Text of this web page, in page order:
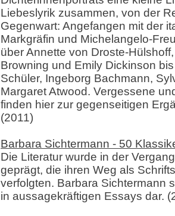
Liebeslyrik zusammen, von der
Gegenwart: Angefangen mit der
Markgräfin und Michelangelo-
über Annette von Droste-
Browning und Emily Dickinson
Schüler, Ingeborg Bachmann,
Margaret Atwood. Vergessene
finden hier zur gegenseitigen
(2011)
Barbara Sichtermann - 50
Die Literatur wurde in der
geprägt, die ihren Weg als
verfolgten. Barbara Sichtermann
in aussagekräftigen Essays dar.